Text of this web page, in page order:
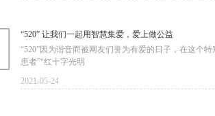
“520” 让我们一起用智慧集爱，爱上做公益
“520”因为谐音而被网友们誉为有爱的日子，在这个
患者”“红十字光明
2021-05-24